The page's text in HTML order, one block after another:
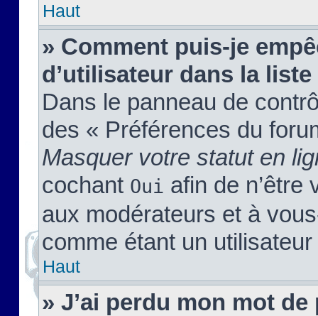
Haut
» Comment puis-je
d’utilisateur dans la
Dans le panneau de
des « Préférences du
Masquer votre statut en
cochant Oui afin de n’être
aux modérateurs et à
comme étant un
Haut
» J’ai perdu mon mot de